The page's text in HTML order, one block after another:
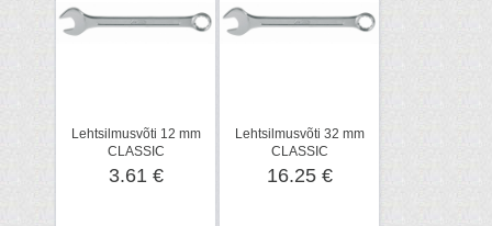
Lehtsilmusvõti 12 mm
CLASSIC
3.61 €
Lehtsilmusvõti 32 mm
CLASSIC
16.25 €